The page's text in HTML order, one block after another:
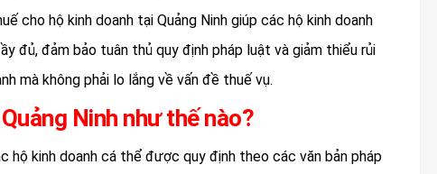
cho hộ kinh doanh tại Quảng Ninh giúp các hộ kinh doanh
đủ, đảm bảo tuân thủ quy định pháp luật và giảm thiểu rủi
mà không phải lo lắng về vấn đề thuế vụ.
Ninh như thế nào?
hộ kinh doanh cá thể được quy định theo các văn bản pháp